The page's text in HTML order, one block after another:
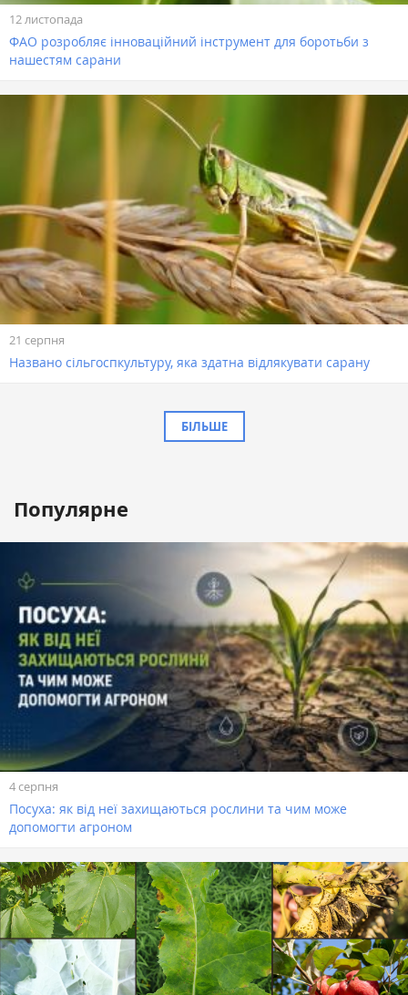
12 листопада
ФАО розробляє інноваційний інструмент для боротьби з
нашестям сарани
21 серпня
Названо сільгоспкультуру, яка здатна відлякувати сарану
БІЛЬШЕ
Популярне
4 серпня
Посуха: як від неї захищаються рослини та чим може
допомогти агроном